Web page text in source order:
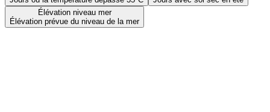
Élévation niveau mer
Élévation prévue du niveau de la mer